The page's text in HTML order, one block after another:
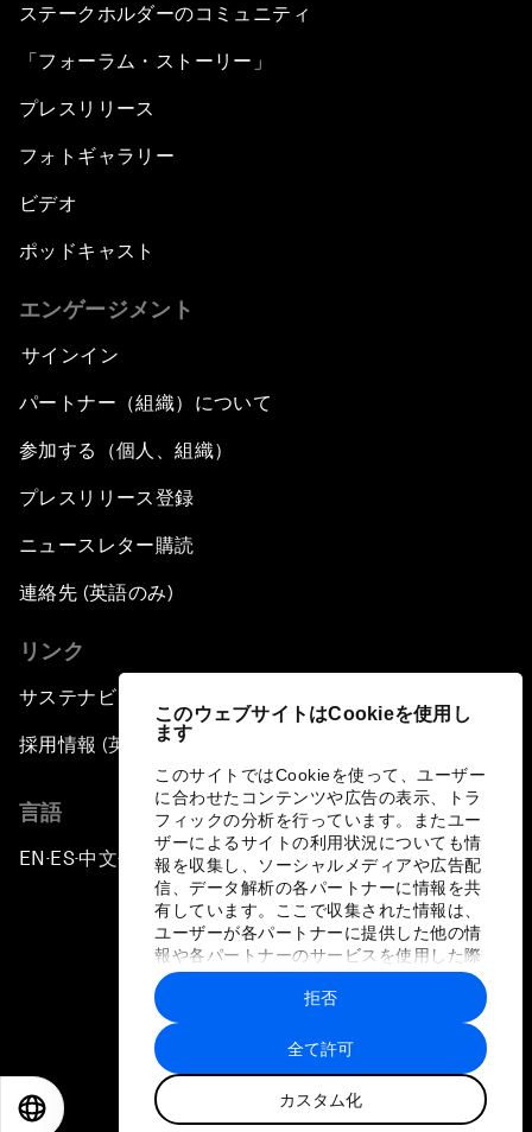
このウェブサイトはCookieを使用し
ます
このサイトではCookieを使って、ユーザー
に合わせたコンテンツや広告の表示、トラ
フィックの分析を行っています。またユー
ザーによるサイトの利用状況についても情
報を収集し、ソーシャルメディアや広告配
信、データ解析の各パートナーに情報を共
有しています。ここで収集された情報は、
ユーザーが各パートナーに提供した他の情
報や各パートナーのサービスを使用した際
に収集された情報と組み合わされ、各パー
トナーによって使用されることがありま
す。
全て許可
カスタム化
拒否
ステークホルダーのコミュニティ
「フォーラム・ストーリー」
プレスリリース
フォトギャラリー
ビデオ
ポッドキャスト
エンゲージメント
サインイン
パートナー（組織）について
参加する（個人、組織）
プレスリリース登録
ニュースレター購読
連絡先 (英語のみ)
リンク
サステナビリティへの取り組み
採用情報 (英語のみ)
言語
EN ▪ ES▪中文▪ 日本語
プライバシーポリシーと利用規約
サイトマップ
©
世界経済フォーラム